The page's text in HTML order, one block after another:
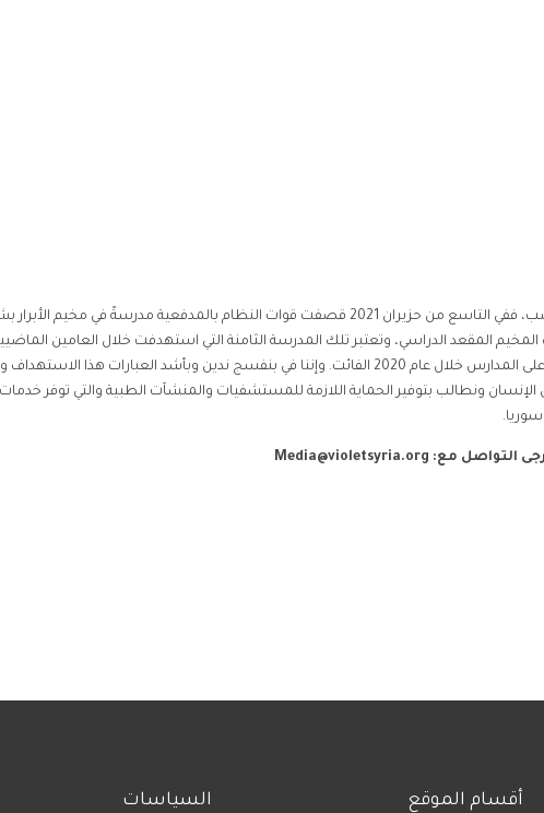
لم يقتصر الاستهداف على المنشآت الطبية وحسب، ففي التاسع من حزيران 2021 قصفت قوات النظام بالمدفعية مدرسةً في مخيم
المقعد الدراسي، وتعتبر تلك المدرسة الثامنة التي استهدفت خلال العامين
لجمعية سوريا الإغاثية، في حين سجل 37 هجوماً على المدارس خلال عام 2020 الفائت. وإننا في بنفسج ندين وبأشد العبارات هذا
الإنسان ونطالب بتوفير الحماية اللازمة للمستشفيات والمنشآت الطبية والتي توفر خدمات
التواصل مع: Media@violetsyria.org
أقسام الموقع السياسات